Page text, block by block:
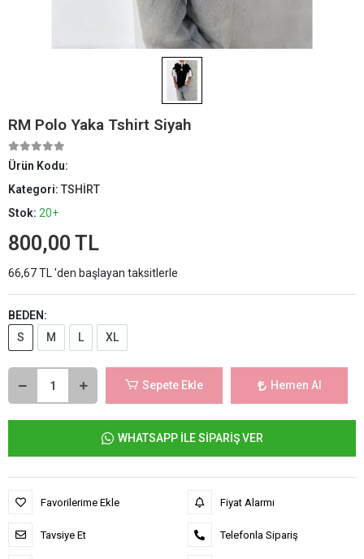
RM Polo Yaka Tshirt Siyah
Ürün Kodu:
Kategori: TSHİRT
Stok: 20+
800,00 TL
66,67 TL 'den başlayan taksitlerle
BEDEN:
S
M L XL
Sepete Ekle Hemen Al
WHATSAPP İLE SİPARİŞ VER
Favorilerime Ekle
Tavsiye Et
Fiyat Alarmı
Telefonla Sipariş